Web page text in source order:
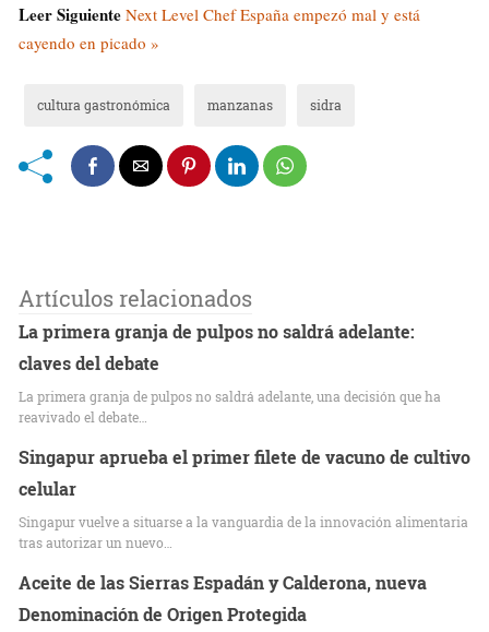
Leer Siguiente Next Level Chef España empezó mal y está
cayendo en picado »
cultura gastronómica manzanas sidra
Artículos relacionados
La primera granja de pulpos no saldrá adelante:
claves del debate
La primera granja de pulpos no saldrá adelante, una decisión que ha
reavivado el debate…
Singapur aprueba el primer filete de vacuno de cultivo
celular
Singapur vuelve a situarse a la vanguardia de la innovación alimentaria
tras autorizar un nuevo…
Aceite de las Sierras Espadán y Calderona, nueva
Denominación de Origen Protegida